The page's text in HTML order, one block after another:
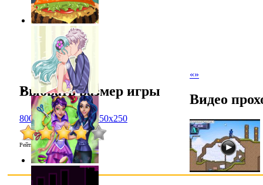
«»
Выбрать размер игры
800x600 1024x768 450x250
Рейтинг :3.8/38
Видео